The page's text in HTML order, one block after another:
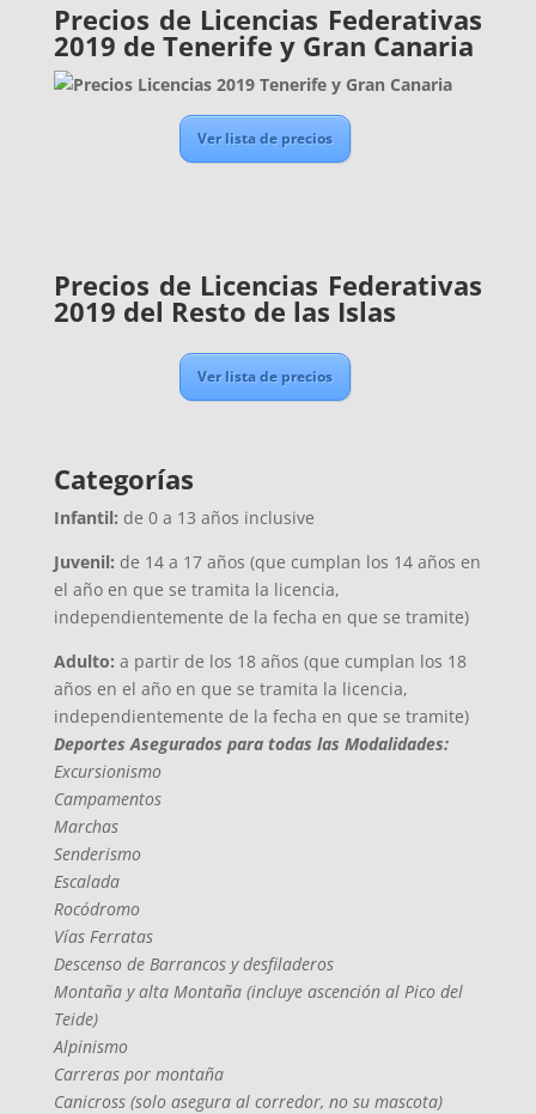
Precios de Licencias Federativas
2019 de Tenerife y Gran Canaria
Ver lista de precios
Precios de Licencias Federativas
2019 del Resto de las Islas
Ver lista de precios
Categorías
Infantil: de 0 a 13 años inclusive
Juvenil: de 14 a 17 años (que cumplan los 14 años en
el año en que se tramita la licencia,
independientemente de la fecha en que se tramite)
Adulto: a partir de los 18 años (que cumplan los 18
años en el año en que se tramita la licencia,
independientemente de la fecha en que se tramite)
Deportes Asegurados para todas las Modalidades:
Excursionismo
Campamentos
Marchas
Senderismo
Escalada
Rocódromo
Vías Ferratas
Descenso de Barrancos y desfiladeros
Montaña y alta Montaña (incluye ascención al Pico del
Teide)
Alpinismo
Carreras por montaña
Canicross (solo asegura al corredor, no su mascota)